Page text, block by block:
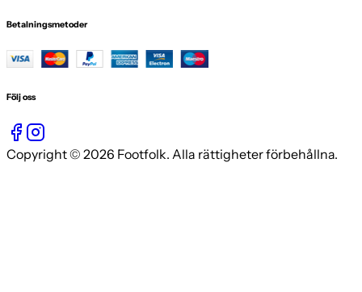
Betalningsmetoder
Följ oss
Copyright © 2026 Footfolk. Alla rättigheter förbehållna.